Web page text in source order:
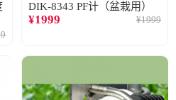
DIK-8343 PF计（盆栽用）
¥1999 ¥1999